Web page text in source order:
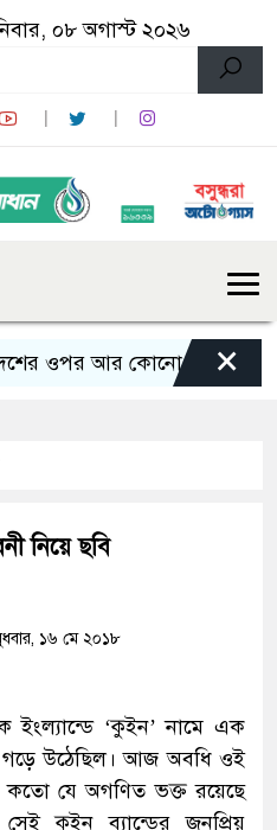
০৮ অগাস্ট ২০২৬
আর কোনো তাবেদারি চলবে
×
নিয়ে ছবি
১৬ মে ২০১৮
‘কুইন’ নামে এক
গড়ে উঠেছিল। আজ অবধি ওই
কতো যে অগণিত ভক্ত রয়েছে
কুইন ব্যান্ডের জনপ্রিয়